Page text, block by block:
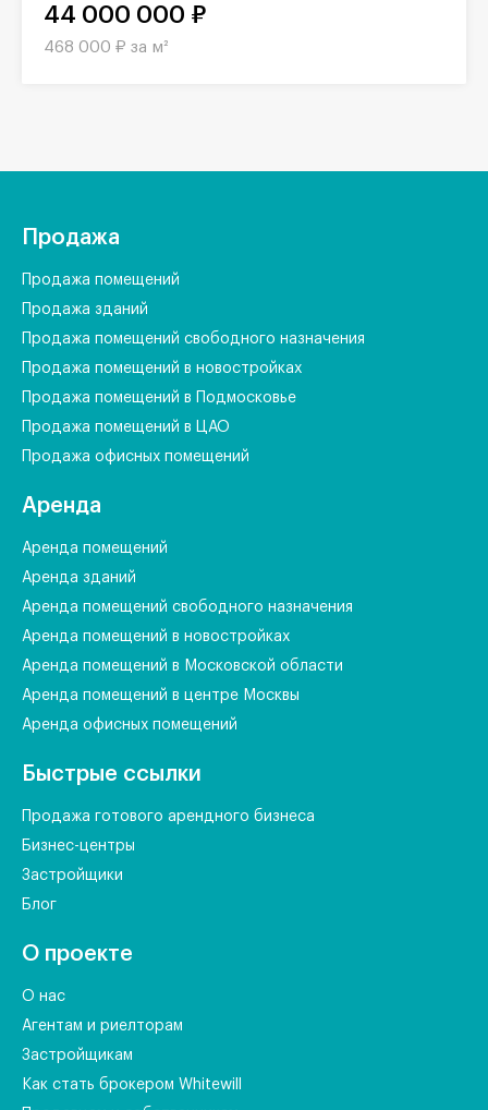
44 000 000 ₽
468 000 ₽ за м²
Продажа
Продажа помещений
Продажа зданий
Продажа помещений свободного назначения
Продажа помещений в новостройках
Продажа помещений в Подмосковье
Продажа помещений в ЦАО
Продажа офисных помещений
Аренда
Аренда помещений
Аренда зданий
Аренда помещений свободного назначения
Аренда помещений в новостройках
Аренда помещений в Московской области
Аренда помещений в центре Москвы
Аренда офисных помещений
Быстрые ссылки
Продажа готового арендного бизнеса
Бизнес-центры
Застройщики
Блог
О проекте
О нас
Агентам и риелторам
Застройщикам
Как стать брокером Whitewill